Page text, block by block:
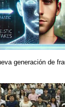
generación de